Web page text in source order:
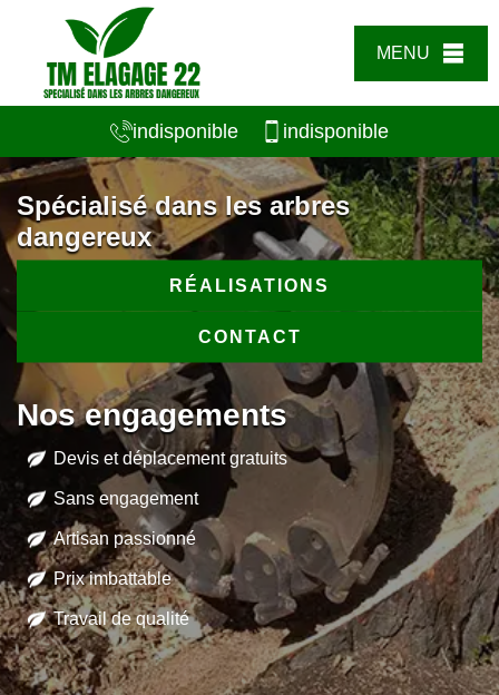
MENU
indisponible indisponible
Spécialisé dans les arbres
dangereux
RÉALISATIONS
CONTACT
Nos engagements
Devis et déplacement gratuits
Sans engagement
Artisan passionné
Prix imbattable
Travail de qualité